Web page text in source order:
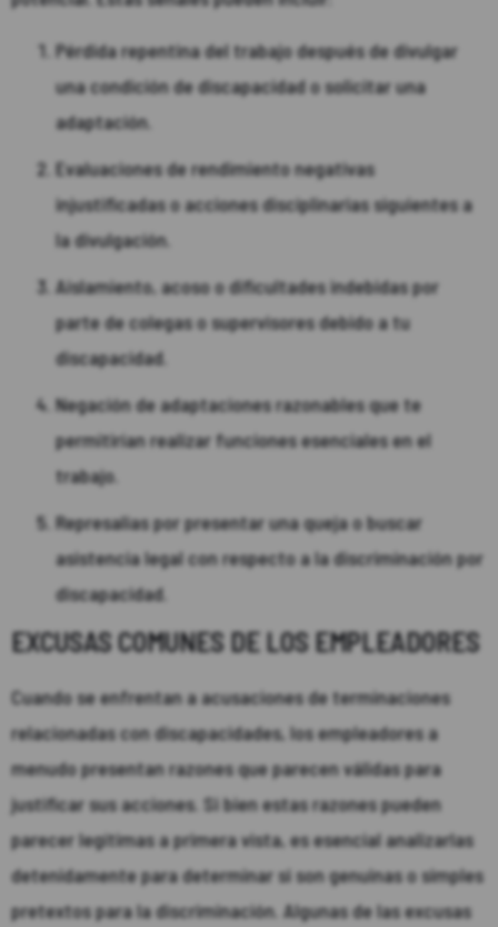
Pérdida repentina del trabajo después de divulgar
una condición de discapacidad o solicitar una
adaptación.
Evaluaciones de rendimiento negativas
injustificadas o acciones disciplinarias siguientes a
la divulgación.
Aislamiento, acoso o dificultades indebidas por
parte de colegas o supervisores debido a tu
discapacidad.
Negación de adaptaciones razonables que te
permitirían realizar funciones esenciales en el
trabajo.
Represalias por presentar una queja o buscar
asistencia legal con respecto a la discriminación por
discapacidad.
EXCUSAS COMUNES DE LOS EMPLEADORES
Cuando se enfrentan a acusaciones de terminaciones
relacionadas con discapacidades, los empleadores a
menudo presentan razones que parecen válidas para
justificar sus acciones. Si bien estas razones pueden
parecer legítimas a primera vista, es esencial analizarlas
detenidamente para determinar si son genuinas o simples
pretextos para la discriminación. Algunas de las excusas